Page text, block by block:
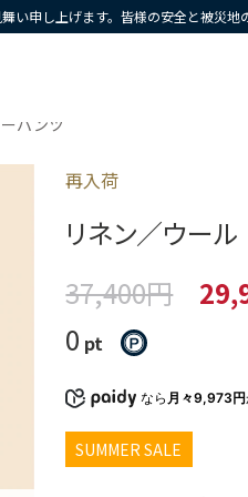
申し上げます。皆様の安全と被災地
パンツ
再入荷
リネン／ウー
37,400円
0 pt
なら 月々9,973円
SUMMER SALE